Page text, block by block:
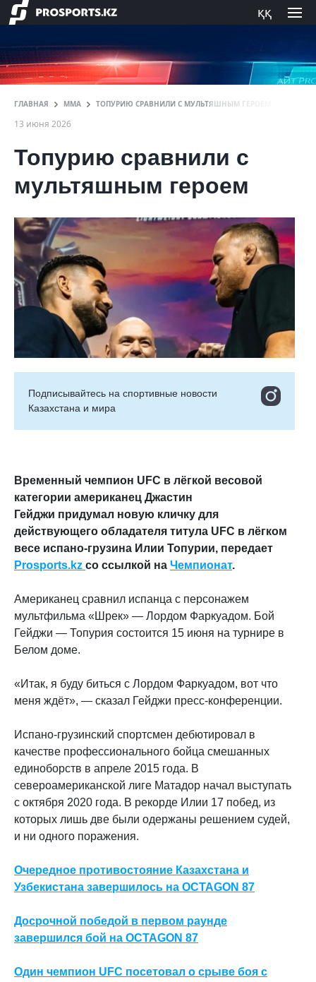
ққ
ГЛАВНАЯ ММА ТОПУРИЮ СРАВНИЛИ С МУЛЬТЯШНЫМ ГЕРОЕМ
13 июня 2026
Топурию сравнили с
мультяшным героем
Подписывайтесь на cпортивные новости
Казахстана и мира
Временный чемпион UFC в лёгкой весовой
категории американец Джастин
Гейджи придумал новую кличку для
действующего обладателя титула UFC в лёгком
весе испано-грузина Илии Топурии, передает
Prosports.kz со ссылкой на Чемпионат.
Американец сравнил испанца с персонажем
мультфильма «Шрек» — Лордом Фаркуадом. Бой
Гейджи — Топурия состоится 15 июня на турнире в
Белом доме.
«Итак, я буду биться с Лордом Фаркуадом, вот что
меня ждёт», — сказал Гейджи пресс-конференции.
Испано-грузинский спортсмен дебютировал в
качестве профессионального бойца смешанных
единоборств в апреле 2015 года. В
североамериканской лиге Матадор начал выступать
с октября 2020 года. В рекорде Илии 17 побед, из
которых лишь две были одержаны решением судей,
и ни одного поражения.
Очередное противостояние Казахстана и
Узбекистана завершилось на OCTAGON 87
Досрочной победой в первом раунде
завершился бой на OCTAGON 87
Один чемпион UFC посетовал о срыве боя с